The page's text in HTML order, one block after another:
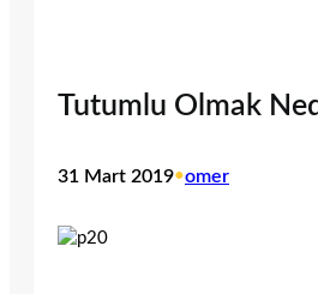
Tutumlu Olmak
31 Mart 2019•omer